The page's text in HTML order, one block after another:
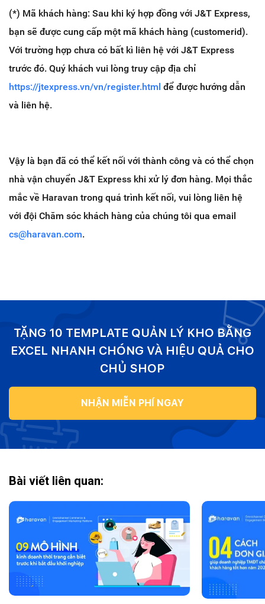
(*) Mã khách hàng: Sau khi ký hợp đồng với J&T Express,
bạn sẽ được cung cấp một mã khách hàng (customerid).
Với trường hợp chưa có bất kì liên hệ với J&T Express
trước đó. Quý khách vui lòng truy cập địa chỉ
https://jtexpress.vn/vn/register.html để được hướng dẫn
và liên hệ.
Vậy là bạn đã có thể kết nối với thành công và có thể chọn
nhà vận chuyển J&T Express khi xử lý đơn hàng. Mọi thắc
mắc về Haravan trong quá trình kết nối, vui lòng liên hệ
với đội Chăm sóc khách hàng của chúng tôi qua email
cs@haravan.com.
TẶNG 10 TEMPLATE QUẢN LÝ KHO BẰNG
EXCEL NHANH CHÓNG VÀ HIỆU QUẢ CHO
CHỦ SHOP
NHẬN MIỄN PHÍ NGAY
Bài viết liên quan: